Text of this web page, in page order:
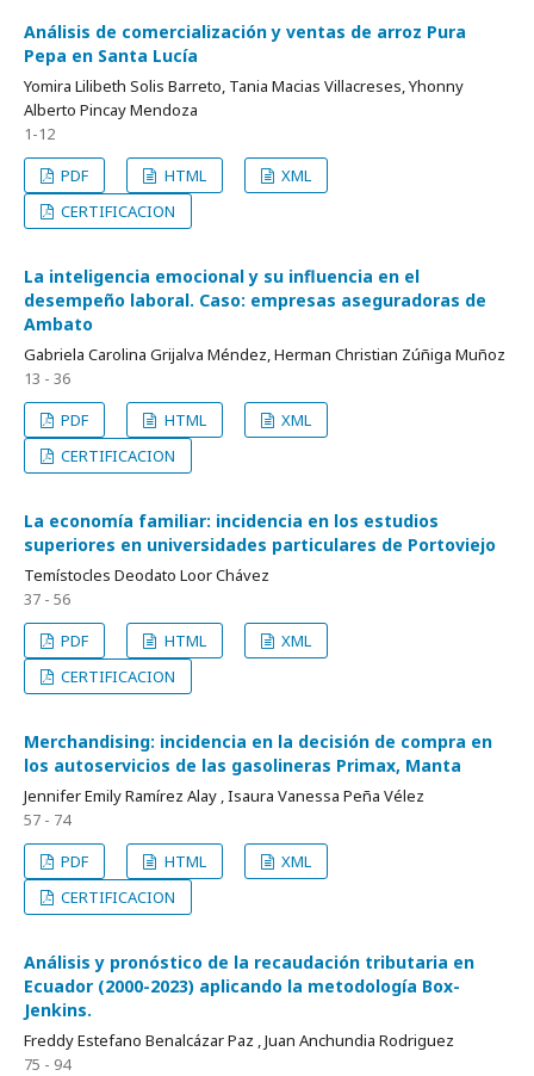
Análisis de comercialización y ventas de arroz Pura
Pepa en Santa Lucía
Yomira Lilibeth Solis Barreto, Tania Macias Villacreses, Yhonny
Alberto Pincay Mendoza
1-12
PDF
HTML
XML
CERTIFICACION
La inteligencia emocional y su influencia en el
desempeño laboral. Caso: empresas aseguradoras de
Ambato
Gabriela Carolina Grijalva Méndez, Herman Christian Zúñiga Muñoz
13 - 36
PDF
HTML
XML
CERTIFICACION
La economía familiar: incidencia en los estudios
superiores en universidades particulares de Portoviejo
Temístocles Deodato Loor Chávez
37 - 56
PDF
HTML
XML
CERTIFICACION
Merchandising: incidencia en la decisión de compra en
los autoservicios de las gasolineras Primax, Manta
Jennifer Emily Ramírez Alay , Isaura Vanessa Peña Vélez
57 - 74
PDF
HTML
XML
CERTIFICACION
Análisis y pronóstico de la recaudación tributaria en
Ecuador (2000-2023) aplicando la metodología Box-
Jenkins.
Freddy Estefano Benalcázar Paz , Juan Anchundia Rodriguez
75 - 94